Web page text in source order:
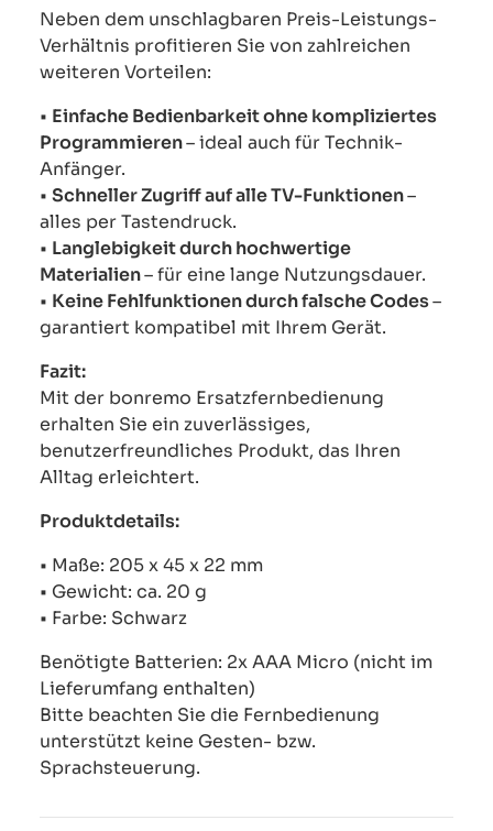
Neben dem unschlagbaren Preis-Leistungs-
Verhältnis profitieren Sie von zahlreichen
weiteren Vorteilen:
• Einfache Bedienbarkeit ohne kompliziertes
Programmieren– ideal auch für Technik-
Anfänger.
• Schneller Zugriff auf alle TV-Funktionen–
alles per Tastendruck.
• Langlebigkeit durch hochwertige
Materialien– für eine lange Nutzungsdauer.
• Keine Fehlfunktionen durch falsche Codes–
garantiert kompatibel mit Ihrem Gerät.
Fazit:
Mit der bonremo Ersatzfernbedienung
erhalten Sie ein zuverlässiges,
benutzerfreundliches Produkt, das Ihren
Alltag erleichtert.
Produktdetails:
• Maße: 205 x 45 x 22 mm
• Gewicht: ca. 20 g
• Farbe: Schwarz
Benötigte Batterien: 2x AAA Micro (nicht im
Lieferumfang enthalten)
Bitte beachten Sie die Fernbedienung
unterstützt keine Gesten- bzw.
Sprachsteuerung.